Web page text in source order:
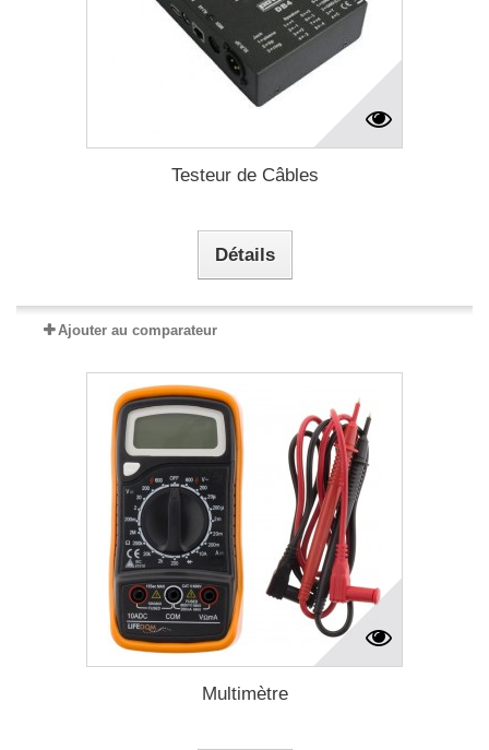
Testeur de Câbles
Détails
Ajouter au comparateur
Multimètre